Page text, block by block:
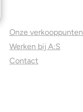
Onze verkooppunten
Werken bij A:S
Contact